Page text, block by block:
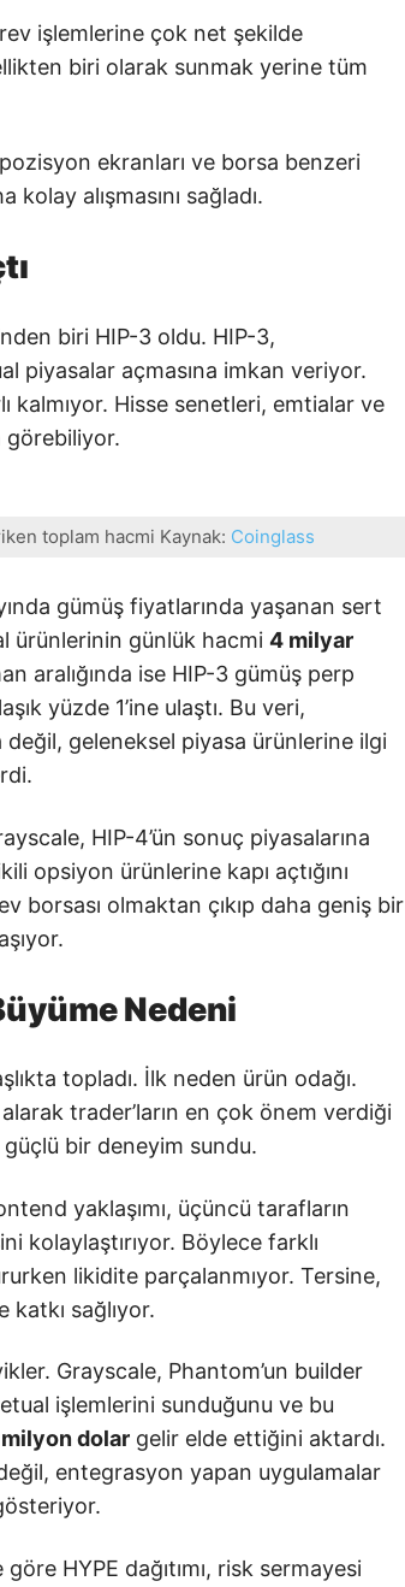
işlemlerine çok net şekilde
biri olarak sunmak yerine tüm
ekranları ve borsa benzeri
alışmasını sağladı.
biri HIP-3 oldu. HIP-3,
piyasalar açmasına imkan veriyor.
kalmıyor. Hisse senetleri, emtialar ve
görebiliyor.
toplam hacmi Kaynak: Coinglass
gümüş fiyatlarında yaşanan sert
ürünlerinin günlük hacmi 4 milyar
aralığında ise HIP-3 gümüş perp
yüzde 1’ine ulaştı. Bu veri,
değil, geleneksel piyasa ürünlerine ilgi
HIP-4’ün sonuç piyasalarına
opsiyon ürünlerine kapı açtığını
borsası olmaktan çıkıp daha geniş bir
Nedeni
topladı. İlk neden ürün odağı.
trader’ların en çok önem verdiği
bir deneyim sundu.
yaklaşımı, üçüncü tarafların
kolaylaştırıyor. Böylece farklı
likidite parçalanmıyor. Tersine,
katkı sağlıyor.
Grayscale, Phantom’un builder
işlemlerini sunduğunu ve bu
milyon dolar gelir elde ettiğini aktardı.
entegrasyon yapan uygulamalar
HYPE dağıtımı, risk sermayesi